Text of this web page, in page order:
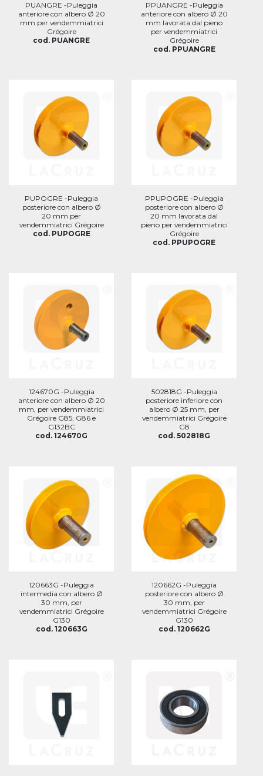
PUANGRE -Puleggia
anteriore con albero Ø 20
mm per vendemmiatrici
Grégoire
cod. PUANGRE
PPUANGRE -Puleggia
anteriore con albero Ø 20
mm lavorata dal pieno
per vendemmiatrici
Grégoire
cod. PPUANGRE
PUPOGRE -Puleggia
posteriore con albero Ø
20 mm per
vendemmiatrici Grégoire
cod. PUPOGRE
PPUPOGRE -Puleggia
posteriore con albero Ø
20 mm lavorata dal
pieno per vendemmiatrici
Grégoire
cod. PPUPOGRE
124670G -Puleggia
anteriore con albero Ø 20
mm, per vendemmiatrici
Grégoire G85, G86 e
G132BC
cod. 124670G
502818G -Puleggia
posteriore inferiore con
albero Ø 25 mm, per
vendemmiatrici Grégoire
G8
cod. 502818G
120663G -Puleggia
intermedia con albero Ø
30 mm, per
vendemmiatrici Grégoire
G130
cod. 120663G
120662G -Puleggia
posteriore con albero Ø
30 mm, per
vendemmiatrici Grégoire
G130
cod. 120662G